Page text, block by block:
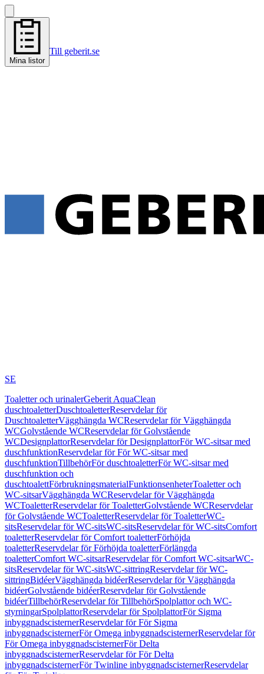
Mina listor
Till geberit.se
SE
Toaletter och urinalerGeberit AquaClean
duschtoaletterDuschtoaletterReservdelar för
DuschtoaletterVägghängda WCReservdelar för Vägghängda
WCGolvstående WCReservdelar för Golvstående
WCDesignplattorReservdelar för DesignplattorFör WC-sitsar med
duschfunktionReservdelar för För WC-sitsar med
duschfunktionTillbehörFör duschtoaletterFör WC-sitsar med
duschfunktion och
duschtoalettFörbrukningsmaterialFunktionsenheterToaletter och
WC-sitsarVägghängda WCReservdelar för Vägghängda
WCToaletterReservdelar för ToaletterGolvstående WCReservdelar
för Golvstående WCToaletterReservdelar för ToaletterWC-
sitsReservdelar för WC-sitsWC-sitsReservdelar för WC-sitsComfort
toaletterReservdelar för Comfort toaletterFörhöjda
toaletterReservdelar för Förhöjda toaletterFörlängda
toaletterComfort WC-sitsarReservdelar för Comfort WC-sitsarWC-
sitsReservdelar för WC-sitsWC-sittringReservdelar för WC-
sittringBidéerVägghängda bidéerReservdelar för Vägghängda
bidéerGolvstående bidéerReservdelar för Golvstående
bidéerTillbehörReservdelar för TillbehörSpolplattor och WC-
styrningarSpolplattorReservdelar för SpolplattorFör Sigma
inbyggnadscisternerReservdelar för För Sigma
inbyggnadscisternerFör Omega inbyggnadscisternerReservdelar för
För Omega inbyggnadscisternerFör Delta
inbyggnadscisternerReservdelar för För Delta
inbyggnadscisternerFör Twinline inbyggnadscisternerReservdelar